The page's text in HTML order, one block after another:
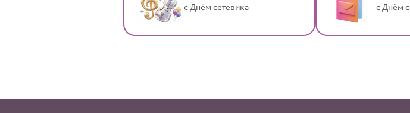
с Днём сетевика с Днём